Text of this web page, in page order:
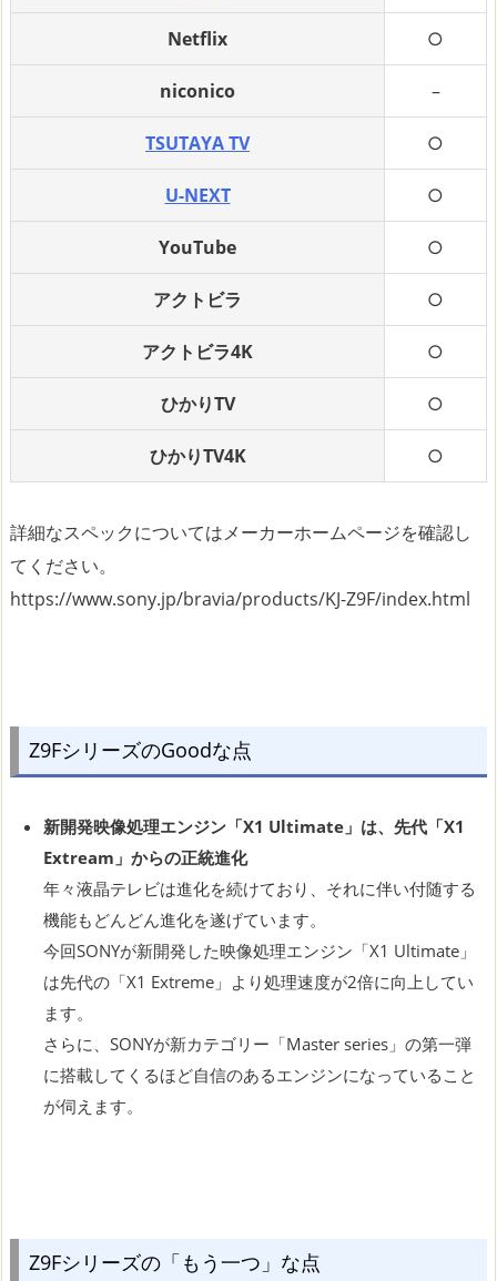
Netflix ○
niconico –
TSUTAYA TV ○
U-NEXT ○
YouTube ○
アクトビラ ○
アクトビラ4K ○
ひかりTV ○
ひかりTV4K ○
詳細なスペックについてはメーカーホームページを確認し
てください。
https://www.sony.jp/bravia/products/KJ-Z9F/index.html
Z9FシリーズのGoodな点
新開発映像処理エンジン「X1 Ultimate」は、先代「X1
Extream」からの正統進化
年々液晶テレビは進化を続けており、それに伴い付随する
機能もどんどん進化を遂げています。
今回SONYが新開発した映像処理エンジン「X1 Ultimate」
は先代の「X1 Extreme」より処理速度が2倍に向上してい
ます。
さらに、SONYが新カテゴリー「Master series」の第一弾
に搭載してくるほど自信のあるエンジンになっていること
が伺えます。
Z9Fシリーズの「もう一つ」な点